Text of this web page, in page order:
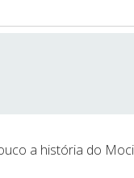
a história do